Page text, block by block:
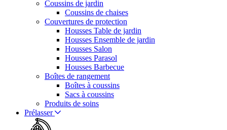
Coussins de jardin
Coussins de chaises
Couvertures de protection
Housses Table de jardin
Housses Ensemble de jardin
Housses Salon
Housses Parasol
Housses Barbecue
Boîtes de rangement
Boîtes à coussins
Sacs à coussins
Produits de soins
Prélasser